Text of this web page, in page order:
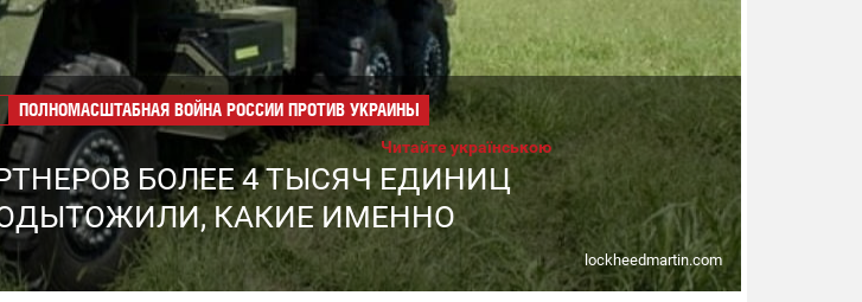
ПОЛНОМАСШТАБНАЯ ВОЙНА РОССИИ ПРОТИВ УКРАИНЫ
Читайте українською
БОЛЕЕ 4 ТЫСЯЧ ЕДИНИЦ
ПОДЫТОЖИЛИ, КАКИЕ ИМЕННО
lockheedmartin.com